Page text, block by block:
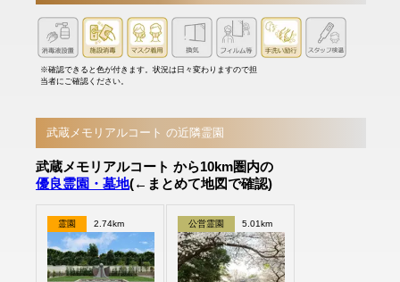
※確認できると色が付きます。状況は日々変わりますので担
当者にご確認ください。
武蔵メモリアルコート の近隣霊園
武蔵メモリアルコート から10km圏内の
優良霊園・墓地(←まとめて地図で確認)
霊園 2.74km 公営霊園 5.01km